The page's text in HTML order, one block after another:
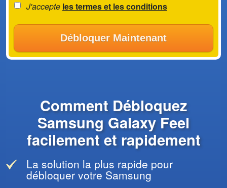
J'accepte les termes et les conditions
Débloquer Maintenant
Comment Débloquez
Samsung Galaxy Feel
facilement et rapidement
La solution la plus rapide pour
débloquer votre Samsung